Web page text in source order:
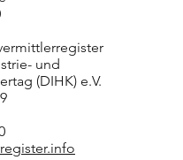
und
(DIHK) e.V.